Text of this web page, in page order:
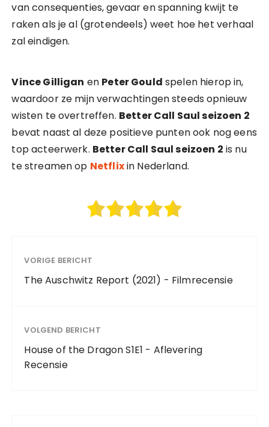
van consequenties, gevaar en spanning kwijt te
raken als je al (grotendeels) weet hoe het verhaal
zal eindigen.
Vince Gilligan en Peter Gould spelen hierop in,
waardoor ze mijn verwachtingen steeds opnieuw
wisten te overtreffen. Better Call Saul seizoen 2
bevat naast al deze positieve punten ook nog eens
top acteerwerk. Better Call Saul seizoen 2 is nu
te streamen op Netflixin Nederland.
VORIGE BERICHT
The Auschwitz Report (2021) - Filmrecensie
VOLGEND BERICHT
House of the Dragon S1E1 - Aflevering
Recensie